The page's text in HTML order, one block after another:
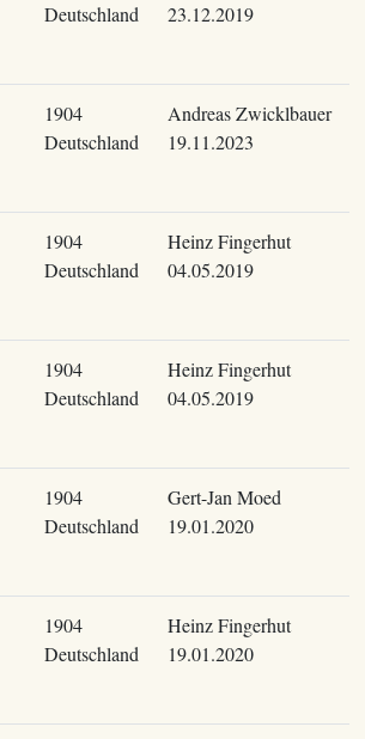
Deutschland
23.12.2019
1904
Deutschland
Andreas Zwicklbauer
19.11.2023
1904
Deutschland
Heinz Fingerhut
04.05.2019
1904
Deutschland
Heinz Fingerhut
04.05.2019
1904
Deutschland
Gert-Jan Moed
19.01.2020
1904
Deutschland
Heinz Fingerhut
19.01.2020